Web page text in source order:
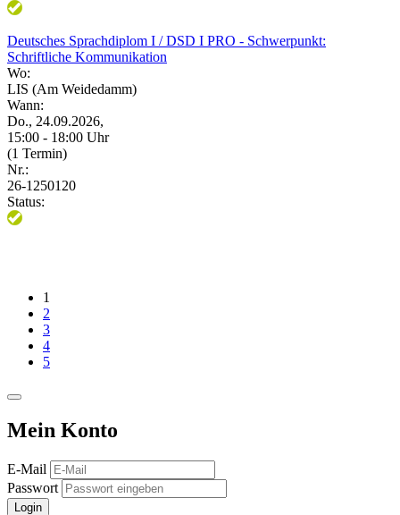
Deutsches Sprachdiplom I / DSD I PRO - Schwerpunkt:
Schriftliche Kommunikation
Wo:
LIS (Am Weidedamm)
Wann:
Do., 24.09.2026,
15:00 - 18:00 Uhr
(1 Termin)
Nr.:
26-1250120
Status:
1
2
3
4
5
Mein Konto
E-Mail
Passwort
Login